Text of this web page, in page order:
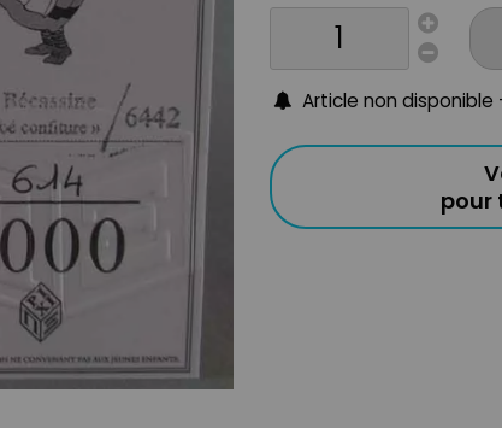
Article non
pour